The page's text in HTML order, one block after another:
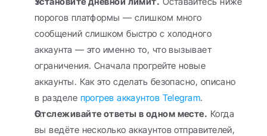
порогов платформы — слишком много
сообщений слишком быстро с холодного
аккаунта — это именно то, что вызывает
ограничения. Сначала прогрейте новые
аккаунты. Как это сделать безопасно, описано
в разделе прогрев аккаунтов Telegram.
Отслеживайте ответы в одном месте. Когда
вы ведёте несколько аккаунтов отправителей,